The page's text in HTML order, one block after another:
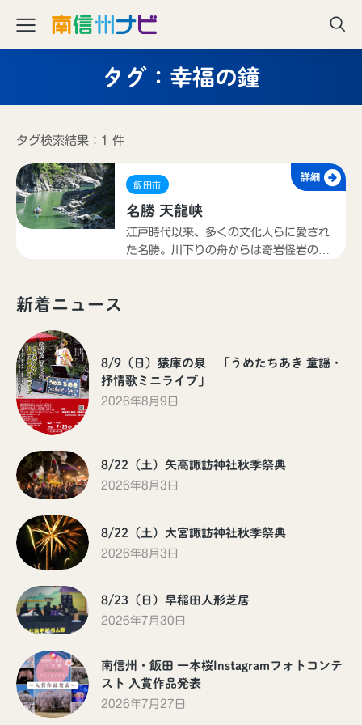
タグ：幸福の鐘
タグ検索結果：1 件
詳細
飯田市
名勝 天龍峡
江戸時代以来、多くの文化人らに愛され
た名勝。川下りの舟からは奇岩怪岩の絶
新着ニュース
8/9（日）猿庫の泉 「うめたちあき 童謡・
抒情歌ミニライブ」
2026年8月9日
8/22（土）矢高諏訪神社秋季祭典
2026年8月3日
8/22（土）大宮諏訪神社秋季祭典
2026年8月3日
8/23（日）早稲田人形芝居
2026年7月30日
南信州・飯田 一本桜Instagramフォトコンテ
スト 入賞作品発表
2026年7月27日